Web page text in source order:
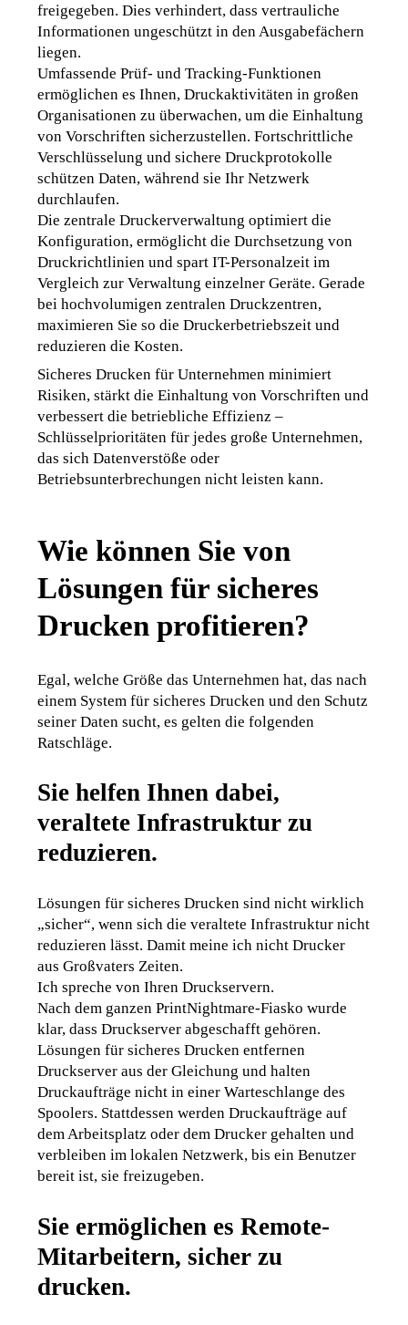
freigegeben. Dies verhindert, dass vertrauliche
Informationen ungeschützt in den Ausgabefächern
liegen.
Umfassende Prüf- und Tracking-Funktionen
ermöglichen es Ihnen, Druckaktivitäten in großen
Organisationen zu überwachen, um die Einhaltung
von Vorschriften sicherzustellen. Fortschrittliche
Verschlüsselung und sichere Druckprotokolle
schützen Daten, während sie Ihr Netzwerk
durchlaufen.
Die zentrale Druckerverwaltung optimiert die
Konfiguration, ermöglicht die Durchsetzung von
Druckrichtlinien und spart IT-Personalzeit im
Vergleich zur Verwaltung einzelner Geräte. Gerade
bei hochvolumigen zentralen Druckzentren,
maximieren Sie so die Druckerbetriebszeit und
reduzieren die Kosten.
Sicheres Drucken für Unternehmen minimiert
Risiken, stärkt die Einhaltung von Vorschriften und
verbessert die betriebliche Effizienz –
Schlüsselprioritäten für jedes große Unternehmen,
das sich Datenverstöße oder
Betriebsunterbrechungen nicht leisten kann.
Wie können Sie von
Lösungen für sicheres
Drucken profitieren?
Egal, welche Größe das Unternehmen hat, das nach
einem System für sicheres Drucken und den Schutz
seiner Daten sucht, es gelten die folgenden
Ratschläge.
Sie helfen Ihnen dabei,
veraltete Infrastruktur zu
reduzieren.
Lösungen für sicheres Drucken sind nicht wirklich
„sicher“, wenn sich die veraltete Infrastruktur nicht
reduzieren lässt. Damit meine ich nicht Drucker
aus Großvaters Zeiten.
Ich spreche von Ihren Druckservern.
Nach dem ganzen PrintNightmare-Fiasko wurde
klar, dass Druckserver abgeschafft gehören.
Lösungen für sicheres Drucken entfernen
Druckserver aus der Gleichung und halten
Druckaufträge nicht in einer Warteschlange des
Spoolers. Stattdessen werden Druckaufträge auf
dem Arbeitsplatz oder dem Drucker gehalten und
verbleiben im lokalen Netzwerk, bis ein Benutzer
bereit ist, sie freizugeben.
Sie ermöglichen es Remote-
Mitarbeitern, sicher zu
drucken.